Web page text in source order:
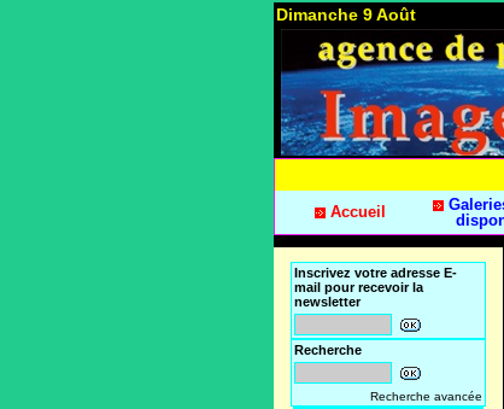
Dimanche 9 Août
Accueil
Inscrivez votre adresse E-
mail pour recevoir la
newsletter
Recherche
Recherche avancée